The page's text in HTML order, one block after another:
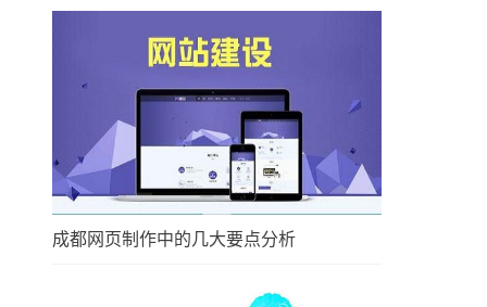
成都网页制作中的几大要点分析